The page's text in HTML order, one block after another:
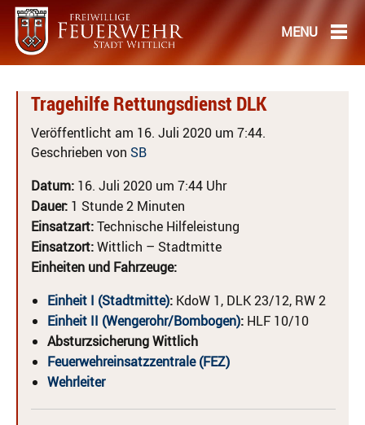
Tragehilfe Rettungsdienst DLK
Veröffentlicht am 16. Juli 2020 um 7:44.
Geschrieben von SB
Datum: 16. Juli 2020 um 7:44 Uhr
Dauer: 1 Stunde 2 Minuten
Einsatzart:Technische Hilfeleistung
Einsatzort:Wittlich – Stadtmitte
Einheiten und Fahrzeuge:
Einheit I (Stadtmitte): KdoW 1, DLK 23/12, RW 2
Einheit II (Wengerohr/Bombogen): HLF 10/10
Absturzsicherung Wittlich
Feuerwehreinsatzzentrale (FEZ)
Wehrleiter